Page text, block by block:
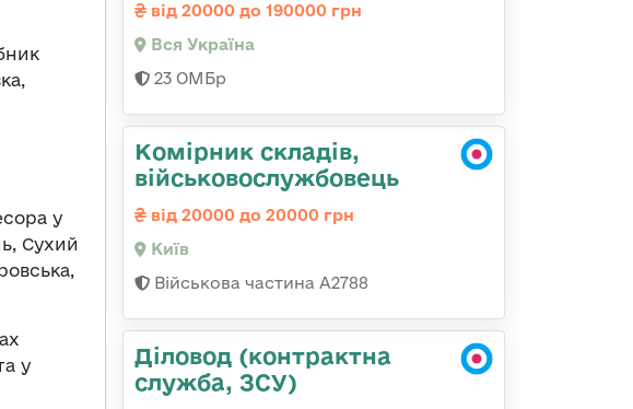
у
Сухий
у
від 20000 до 190000 грн
Вся Україна
23 ОМБр
Комірник складів,
військовослужбовець
від 20000 до 20000 грн
Київ
Військова частина А2788
Діловод (контрактна
служба, ЗСУ)